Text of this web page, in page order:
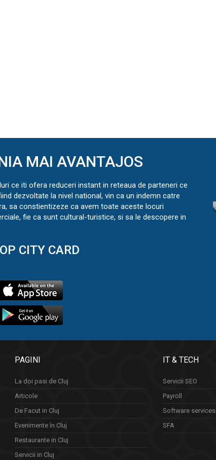
MAI AVANTAJOS
ce iti ofera reduceri instant in reteaua de parteneri ce
dezvoltate la nivel national, vin ca un indemn catre
sa constientizeze ca avem toate aceste locuri
fie ca sunt cultural-turistice, si sa le descopere in
CITY CARD
PAGINI
La doi pasi de Cluj
Articole
De Facut in Cluj
Evenimente în Cluj
Restaurante in Cluj
Servicii in Cluj
IT & TECH
Servicii SEO
Payroll
Software services
SFA